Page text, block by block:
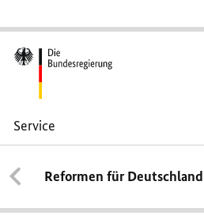
Service
Gemeinsame
Außen-
und
Sicherheitspolitik
(GASP)
Reformen für Deutschland